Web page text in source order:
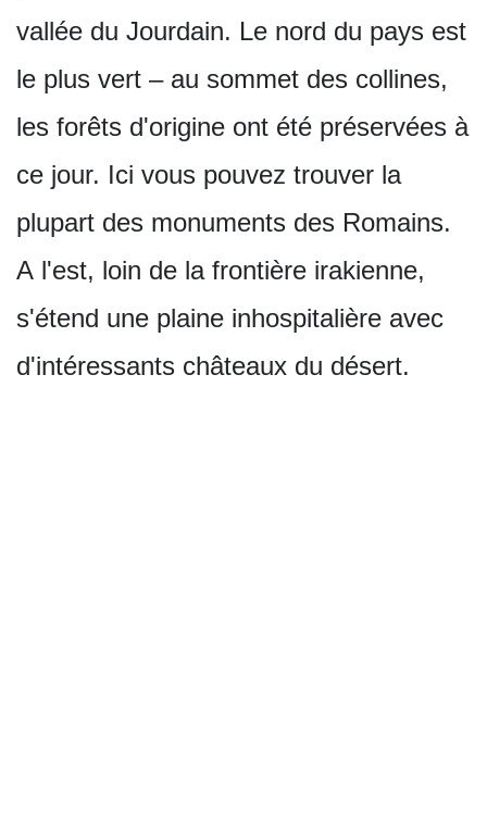
vallée du Jourdain. Le nord du pays est
le plus vert – au sommet des collines,
les forêts d'origine ont été préservées à
ce jour. Ici vous pouvez trouver la
plupart des monuments des Romains.
A l'est, loin de la frontière irakienne,
s'étend une plaine inhospitalière avec
d'intéressants châteaux du désert.